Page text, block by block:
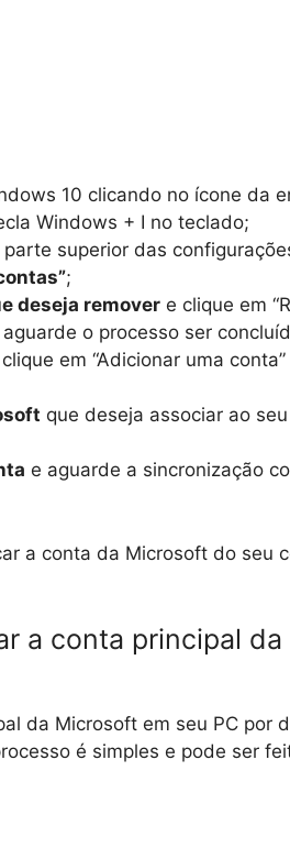
10 clicando no ícone da
Windows + I no teclado;
superior das
;
deseja remover e clique em
aguarde o processo ser
em “Adicionar uma
que deseja associar ao
e aguarde a sincronização
a conta da Microsoft do seu
a conta principal
da Microsoft em seu PC por
é simples e pode ser